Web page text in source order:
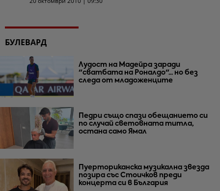
БУЛЕВАРД
Лудост на Мадейра заради
"сватбата на Роналдо"... но без
следа от младоженците
Педри също спази обещанието си
по случай световната титла,
остана само Ямал
Пуерториканска музикална звезда
позира със Стоичков преди
концерта си в България